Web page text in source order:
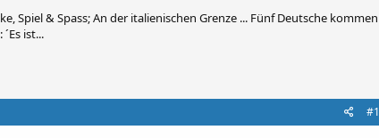
Spiel & Spass; An der italienischen Grenze ... Fünf Deutsche kommen
ist...
#1